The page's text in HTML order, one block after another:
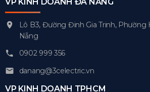
Lô B3, Đường Đinh Gia Trinh, Phường
Nẵng
0902 999 356
danang@3celectric.vn
VP KINH DOANH TPHCM